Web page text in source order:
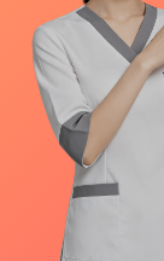
上门按摩
养生按摩
技师入驻
商家入驻
代理入驻